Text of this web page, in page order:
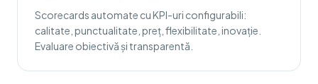
Scorecards automate cu KPI-uri configurabili:
calitate, punctualitate, preț, flexibilitate, inovație.
Evaluare obiectivă și transparentă.